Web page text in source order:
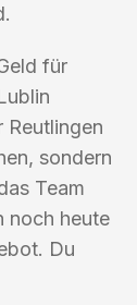
für
Reutlingen
sondern
Team
noch heute
Du